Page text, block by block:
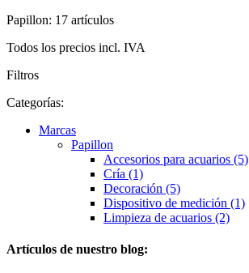
Papillon: 17 artículos
Todos los precios incl. IVA
Filtros
Categorías:
Marcas
Papillon
Accesorios para acuarios (5)
Cría (1)
Decoración (5)
Dispositivo de medición (1)
Limpieza de acuarios (2)
Artículos de nuestro blog: